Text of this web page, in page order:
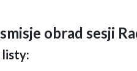
obrad sesji
listy: